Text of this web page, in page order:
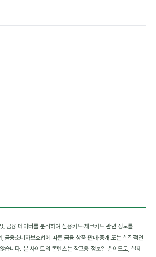
금융 데이터를 분석하여 신용카드·체크카드 관련 정보를
금융소비자보호법에 따른 금융 상품 판매·중개 또는 실질적인
습니다. 본 사이트의 콘텐츠는 참고용 정보일 뿐이므로, 실제